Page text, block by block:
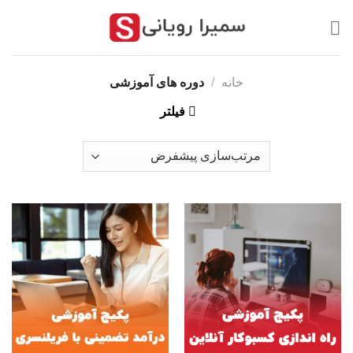
خانه / دوره های آموزشی
فیلتر